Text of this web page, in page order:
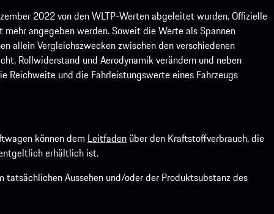
2022 von den WLTP-Werten abgeleitet wurden. Offizielle
angegeben werden. Soweit die Werte als Spannen
allein Vergleichszwecken zwischen den verschiedenen
Rollwiderstand und Aerodynamik verändern und neben
Reichweite und die Fahrleistungswerte eines Fahrzeugs
können dem Leitfaden über den Kraftstoffverbrauch, die
erhältlich ist.
Aussehen und/oder der Produktsubstanz des